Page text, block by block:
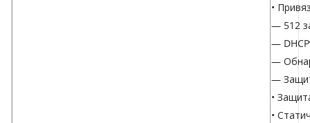
•
— 512
—
—
—
•
•